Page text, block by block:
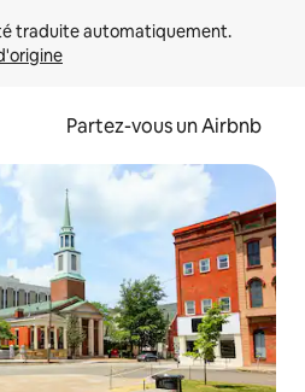
Partez-vous un Airbnb